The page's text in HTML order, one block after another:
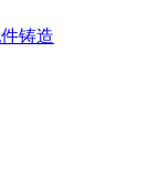
铸造